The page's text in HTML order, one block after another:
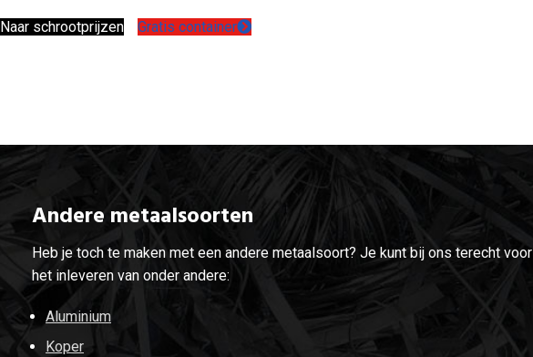
Naar schrootprijzen Gratis container
Andere metaalsoorten
Heb je toch te maken met een andere metaalsoort? Je kunt bij ons terecht voor
het inleveren van onder andere:
Aluminium
Koper